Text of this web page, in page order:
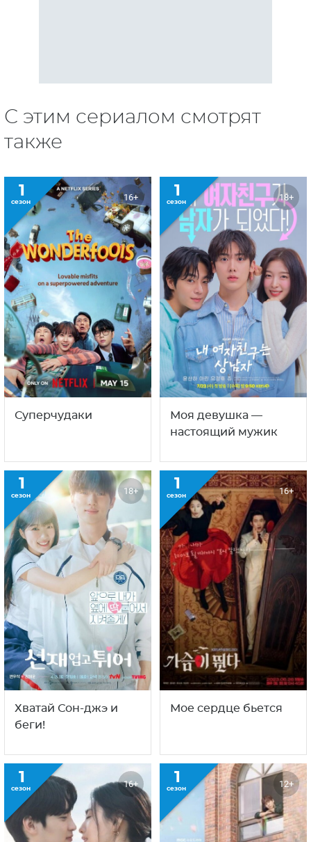
С этим сериалом смотрят
также
1
сезон 16+
Суперчудаки
1
сезон 18+
Моя девушка —
настоящий мужик
1
сезон 18+
Хватай Сон-джэ и
беги!
1
сезон 16+
Мое сердце бьется
1
сезон 16+ 1
сезон 12+